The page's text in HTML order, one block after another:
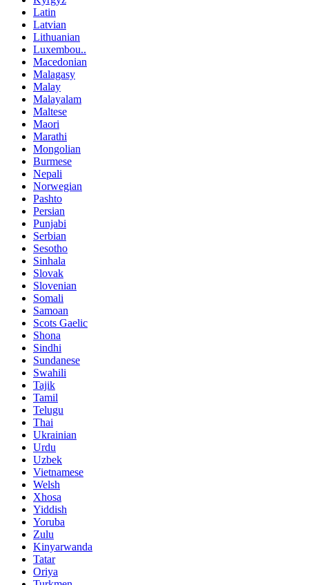
Latin
Latvian
Lithuanian
Luxembou..
Macedonian
Malagasy
Malay
Malayalam
Maltese
Maori
Marathi
Mongolian
Burmese
Nepali
Norwegian
Pashto
Persian
Punjabi
Serbian
Sesotho
Sinhala
Slovak
Slovenian
Somali
Samoan
Scots Gaelic
Shona
Sindhi
Sundanese
Swahili
Tajik
Tamil
Telugu
Thai
Ukrainian
Urdu
Uzbek
Vietnamese
Welsh
Xhosa
Yiddish
Yoruba
Zulu
Kinyarwanda
Tatar
Oriya